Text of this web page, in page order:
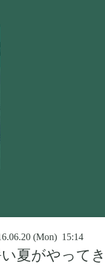
(Mon) 15:14
夏がやって